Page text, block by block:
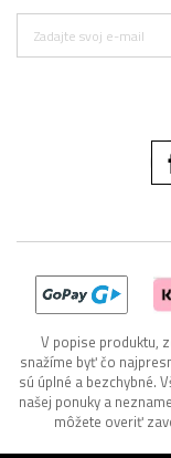
V popise produktu,
snažíme byť čo
sú úplné a bezchybné.
našej ponuky a
môžete overiť